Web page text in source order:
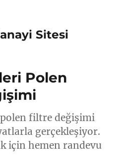
Sitesi
Polen
filtre değişimi
gerçekleşiyor.
için hemen randevu